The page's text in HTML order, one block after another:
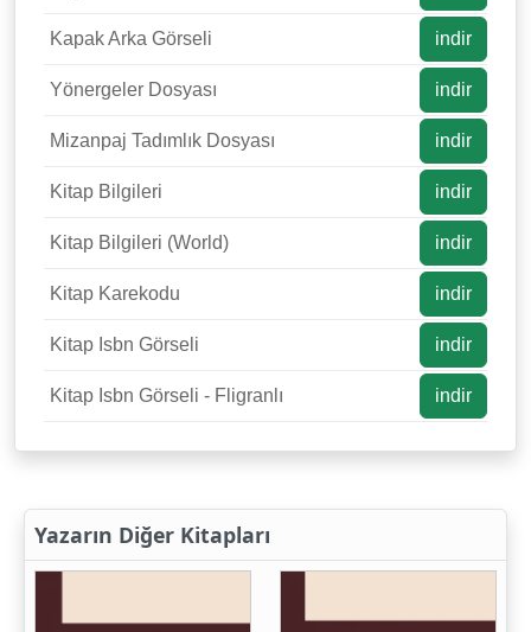
Kapak Arka Görseli indir
Yönergeler Dosyası indir
Mizanpaj Tadımlık Dosyası indir
Kitap Bilgileri indir
Kitap Bilgileri (World) indir
Kitap Karekodu indir
Kitap Isbn Görseli indir
Kitap Isbn Görseli - Fligranlı indir
Yazarın Diğer Kitapları